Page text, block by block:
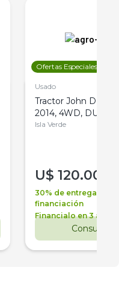
Ofertas Especiales
Usado
Tractor John Deere
2014, 4WD, DUAL
Isla Verde
U$ 120.000
30% de entrega +
financiación
Financialo en 3 años
Consultar